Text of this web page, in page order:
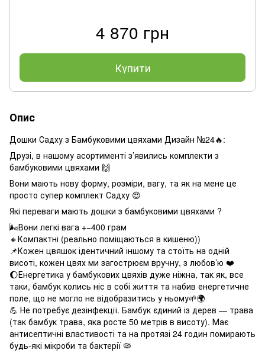
4 870 грн
Купити
Опис
Дошки Садху з Бамбуковими цвяхами Дизайн №24🔥:
Друзі, в нашому асортименті з’явились комплекти з
бамбуковими цвяхами 🙌
Вони мають нову форму, розміри, вагу, та як на мене це
просто супер комплект Садху 😍
Які переваги мають дошки з бамбуковими цвяхами ?
🌬Вони легкі вага +−400 грам
🔸Компактні (реально поміщаються в кишеню))
📌Кожен цвяшок ідентичний іншому та стоїть на одній
висоті, кожен цвях ми загострюєм вручну, з любов’ю ❤️
🌔Енергетика у бамбукових цвяхів дуже ніжна, так як, все
таки, бамбук колись ніс в собі життя та набив енергетичне
поле, що не могло не відобразитись у ньому🌱🌍
💪 Не потребує дезінфекції. Бамбук єдиний із дерев — трава
(так бамбук трава, яка росте 50 метрів в висоту). Має
антисептичні властивості та на протязі 24 годин помирають
будь-які мікроби та бактерії 🦠